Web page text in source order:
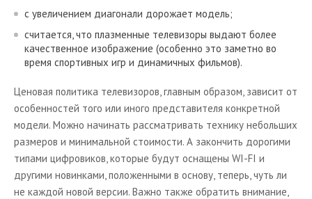
с увеличением диагонали дорожает модель;
считается, что плазменные телевизоры выдают более
качественное изображение (особенно это заметно во
время спортивных игр и динамичных фильмов).
Ценовая политика телевизоров, главным образом, зависит от
особенностей того или иного представителя конкретной
модели. Можно начинать рассматривать технику небольших
размеров и минимальной стоимости. А закончить дорогими
типами цифровиков, которые будут оснащены WI-FI и
другими новинками, положенными в основу, теперь, чуть ли
не каждой новой версии. Важно также обратить внимание,